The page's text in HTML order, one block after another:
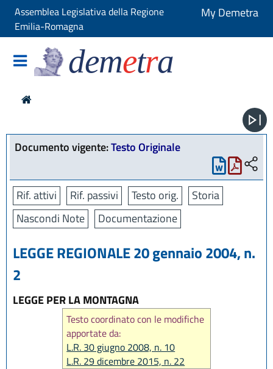
Assemblea Legislativa della Regione
Emilia-Romagna
My Demetra
demetra
Documento vigente:Testo Originale
Rif. attivi Rif. passivi Testo orig.
Storia
Nascondi Note
Documentazione
LEGGE REGIONALE 20 gennaio 2004, n.
2
LEGGE PER LA MONTAGNA
Testo coordinato con le modifiche
apportate da:
L.R. 30 giugno 2008, n. 10
L.R. 29 dicembre 2015, n. 22